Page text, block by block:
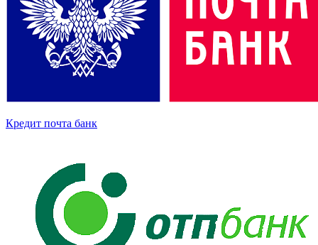
Кредит почта банк